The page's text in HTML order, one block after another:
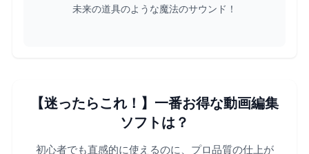
未来の道具のような魔法のサウンド！
【迷ったらこれ！】一番お得な動画編集
ソフトは？
初心者でも直感的に使えるのに、プロ品質の仕上が